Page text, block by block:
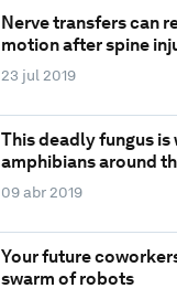
Nerve transfers can
motion after spine
23 jul 2019
This deadly fungus is
amphibians around
09 abr 2019
Your future
swarm of robots